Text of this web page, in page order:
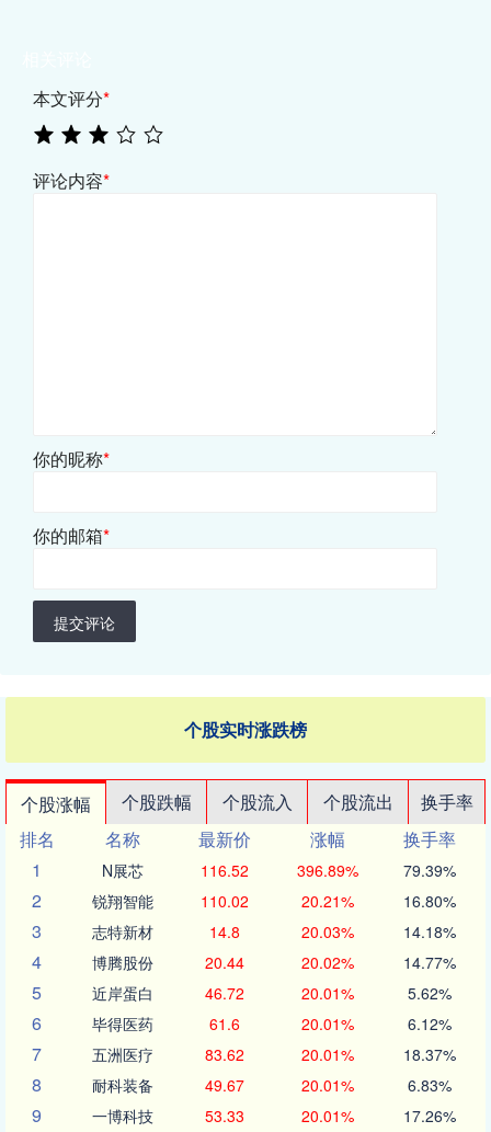
本文评分*
评论内容*
你的昵称*
你的邮箱*
提交评论
个股实时涨跌榜
个股涨幅 个股跌幅 个股流入 个股流出
换手率
排名
名称 最新价 涨幅
换手率
1
N展芯 116.52 396.89% 79.39%
2 锐翔智能 110.02 20.21% 16.80%
3 志特新材 14.8 20.03% 14.18%
4 博腾股份 20.44 20.02% 14.77%
5 近岸蛋白 46.72 20.01% 5.62%
6 毕得医药 61.6 20.01% 6.12%
7 五洲医疗 83.62 20.01% 18.37%
8 耐科装备 49.67 20.01% 6.83%
9 一博科技 53.33 20.01% 17.26%